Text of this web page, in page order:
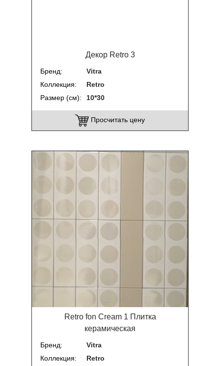
Декор Retro 3
Бренд
Vitra
Коллекция
Retro
Размер (см)
10*30
Просчитать цену
Retro fon Cream 1 Плитка
керамическая
Бренд
Vitra
Коллекция
Retro